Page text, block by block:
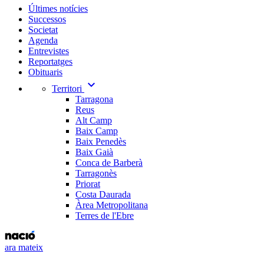
Últimes notícies
Successos
Societat
Agenda
Entrevistes
Reportatges
Obituaris
Territori
expand_more
Tarragona
Reus
Alt Camp
Baix Camp
Baix Penedès
Baix Gaià
Conca de Barberà
Tarragonès
Priorat
Costa Daurada
Àrea Metropolitana
Terres de l'Ebre
ara mateix